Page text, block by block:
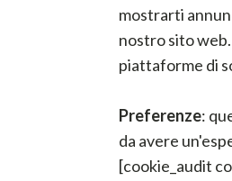
mostrarti
nostro sito
piattaforme di
Preferenze:
da avere
[cookie_audit